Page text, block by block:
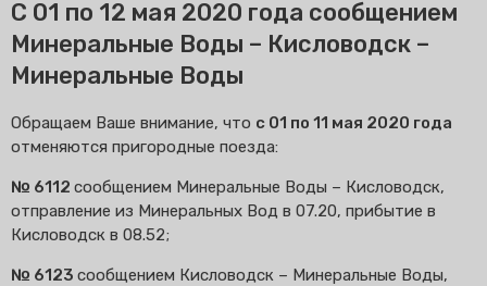
С 01 по 12 мая 2020 года сообщением
Минеральные Воды – Кисловодск –
Минеральные Воды
Обращаем Ваше внимание, что с 01 по 11 мая 2020 года
отменяются пригородные поезда:
№ 6112 сообщением Минеральные Воды – Кисловодск,
отправление из Минеральных Вод в 07.20, прибытие в
Кисловодск в 08.52;
№ 6123 сообщением Кисловодск – Минеральные Воды,